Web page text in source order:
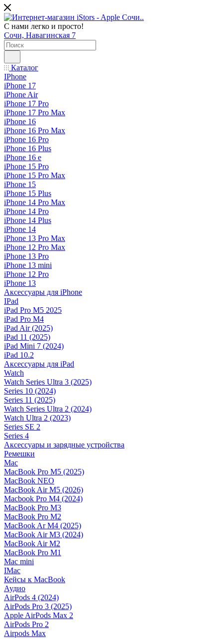
С нами легко и просто!
Сочи, Навагинская 7
Каталог
IPhone
iPhone 17
iPhone Air
iPhone 17 Pro
iPhone 17 Pro Max
iPhone 16
iPhone 16 Pro Max
iPhone 16 Pro
iPhone 16 Plus
iPhone 16 e
iPhone 15 Pro
iPhone 15 Pro Max
iPhone 15
iPhone 15 Plus
iPhone 14 Pro Max
iPhone 14 Pro
iPhone 14 Plus
iPhone 14
iPhone 13 Pro Max
iPhone 12 Pro Max
iPhone 13 Pro
iPhone 13 mini
iPhone 12 Pro
iPhone 13
Аксессуары для iPhone
IPad
iPad Pro M5 2025
iPad Pro M4
iPad Air (2025)
iPad 11 (2025)
iPad Mini 7 (2024)
iPad 10.2
Аксессуары для iPad
Watch
Watch Series Ultra 3 (2025)
Series 10 (2024)
Series 11 (2025)
Watch Series Ultra 2 (2024)
Watch Ultra 2 (2023)
Series SE 2
Series 4
Аксессуары и зарядные устройства
Ремешки
Mac
MacBook Pro M5 (2025)
MacBook NEO
MacBook Air M5 (2026)
Macbook Pro M4 (2024)
MacBook Pro M3
MacBook Pro M2
MacBook Ar M4 (2025)
MacBook Air M3 (2024)
MacBook Air M2
MacBook Pro M1
Mac mini
IMac
Кейсы к MacBook
Аудио
AirPods 4 (2024)
AirPods Pro 3 (2025)
Apple AirPods Max 2
AirPods Pro 2
Airpods Max